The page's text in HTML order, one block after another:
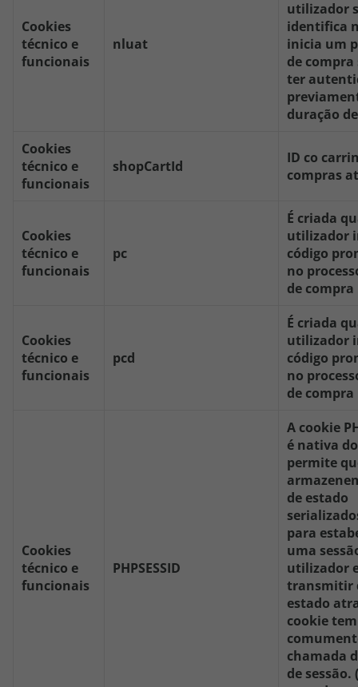
Cookies
técnico e
funcionais
nluat
utilizador
identifica
inicia um
de compra
ter
duração
Cookies
técnico e
funcionais
shopCartId
ID co
compras
Cookies
técnico e
funcionais
pc
É criada
utilizador
código
no
de compra
Cookies
técnico e
funcionais
pcd
É criada
utilizador
código
no
de compra
Cookies
técnico e
funcionais
PHPSESSID
A cookie
é nativa do
permite
de estado
para
uma
utilizador
transmitir
estado
cookie
chamada
de sessão.